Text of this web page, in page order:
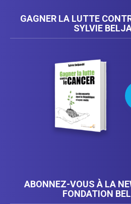
GAGNER LA LUTTE
SYLVIE
ABONNEZ-VOUS À LA
FONDATION